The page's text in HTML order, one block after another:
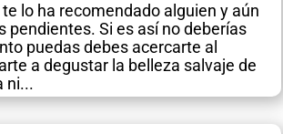
lo ha recomendado alguien y aún
pendientes. Si es así no deberías
puedas debes acercarte al
a degustar la belleza salvaje de
ni...